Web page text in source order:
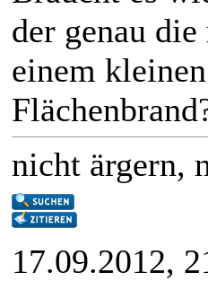
der genau
einem
nicht ärgern,
17.09.2012,